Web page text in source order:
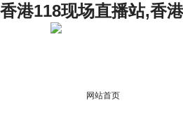
香港118现场直播站,香
网站首页